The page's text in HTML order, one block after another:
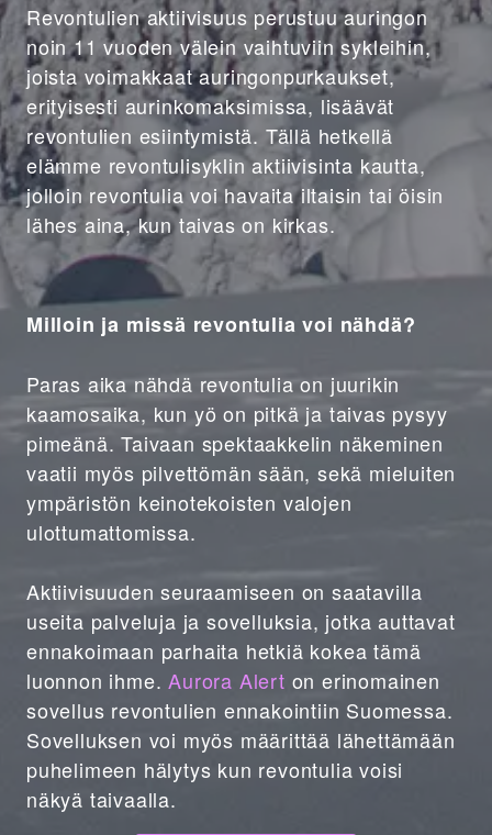
Revontulien aktiivisuus perustuu auringon
noin 11 vuoden välein vaihtuviin sykleihin,
joista voimakkaat auringonpurkaukset,
erityisesti aurinkomaksimissa, lisäävät
revontulien esiintymistä. Tällä hetkellä
elämme revontulisyklin aktiivisinta kautta,
jolloin revontulia voi havaita iltaisin tai öisin
lähes aina, kun taivas on kirkas.
Milloin ja missä revontulia voi nähdä?
Paras aika nähdä revontulia on juurikin
kaamosaika, kun yö on pitkä ja taivas pysyy
pimeänä. Taivaan spektaakkelin näkeminen
vaatii myös pilvettömän sään, sekä mieluiten
ympäristön keinotekoisten valojen
ulottumattomissa.
Aktiivisuuden seuraamiseen on saatavilla
useita palveluja ja sovelluksia, jotka auttavat
ennakoimaan parhaita hetkiä kokea tämä
luonnon ihme. Aurora Alert on erinomainen
sovellus revontulien ennakointiin Suomessa.
Sovelluksen voi myös määrittää lähettämään
puhelimeen hälytys kun revontulia voisi
näkyä taivaalla.